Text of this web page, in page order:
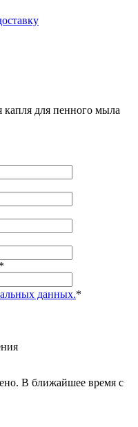
капля для пенного мыла
*
данных.*
В ближайшее время с